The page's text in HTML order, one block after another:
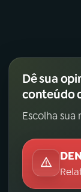
Dê sua
conteúdo
Escolha